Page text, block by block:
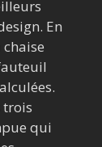
En
chaise
trois
qui